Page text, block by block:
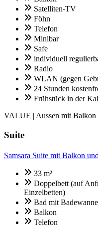
Satelliten-TV
Föhn
Telefon
Minibar
Safe
individuell
Radio
WLAN (gegen
24 Stunden
Frühstück in der
VALUE | Aussen mit
Suite
Samsara Suite mit Balkon
33 m²
Doppelbett (auf
Einzelbetten)
Bad mit
Balkon
Telefon